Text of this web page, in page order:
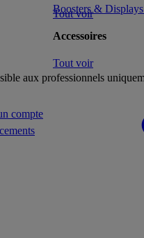
aux professionnels
compte
Tout voir
Boosters & Displays
Accessoires
Tout voir